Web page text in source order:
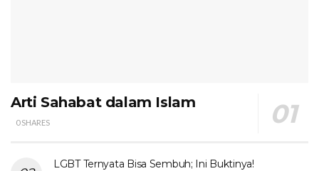
Arti Sahabat dalam Islam
0 SHARES
LGBT Ternyata Bisa Sembuh; Ini Buktinya!